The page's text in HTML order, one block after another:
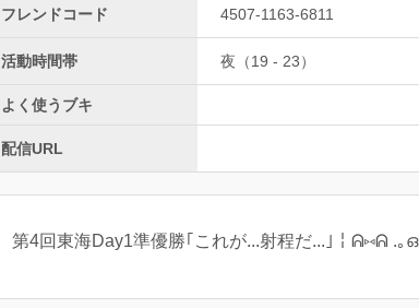
フレンドコード 4507-1163-6811
活動時間帯 夜（19 - 23）
よく使うブキ
配信URL
第4回東海Day1準優勝｢これが...射程だ...｣￤ᕱ⑅ᕱ .｡ഒ